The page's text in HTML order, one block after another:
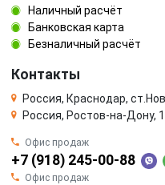
Наличный расчёт
Банковская карта
Безналичный расчёт
Контакты
Россия, Краснодар,
Россия, Ростов-на-Дону,
Офис продаж
+7 (918) 245-00-88
Офис продаж